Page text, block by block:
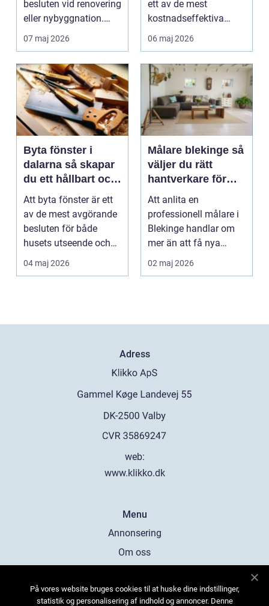
besluten vid renovering
eller nybyggnation.
Taket på...
07 maj 2026
ett av de mest
kostnadseffektiva
sätten att sänka sina
upp...
06 maj 2026
Byta fönster i
dalarna så skapar
du ett hållbart och
vackert hus
Att byta fönster är ett
av de mest avgörande
besluten för både
husets utseende och
energiförbrukning...
04 maj 2026
Målare blekinge så
väljer du rätt
hantverkare för
hem och företag
Att anlita en
professionell målare i
Blekinge handlar om
mer än att få nya
färger på väggarna.
Rätt ...
02 maj 2026
Adress
web:
www.klikko.dk
Menu
Annonsering
Om oss
Kontakta oss
På vores website bruges cookies til at huske dine indstillinger,
statistik og personalisering af indhold og annoncer. Denne